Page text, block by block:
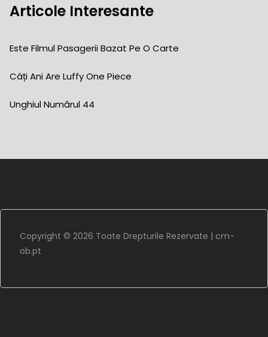
Articole Interesante
Este Filmul Pasagerii Bazat Pe O Carte
Câți Ani Are Luffy One Piece
Unghiul Numărul 44
Copyright © 2026 Toate Drepturile Rezervate | cm-
ob.pt